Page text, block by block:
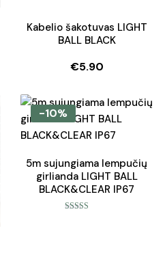
Kabelio šakotuvas LIGHT
BALL BLACK
€5.90
-10%
5m sujungiama lempučių
girlianda LIGHT BALL
BLACK&CLEAR IP67